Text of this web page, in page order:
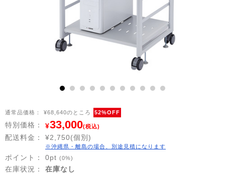
10
通常品価格： ¥68,640のところ 52%OFF
特別価格： ¥33,000(税込)
配送料金： ¥2,750(個別)
※沖縄県・離島の場合、別途見積になります
ポイント： 0pt (0%)
在庫状況：
在庫なし